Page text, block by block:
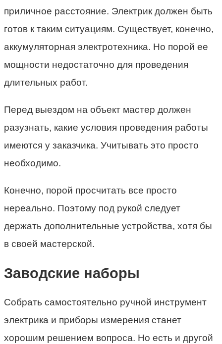
приличное расстояние. Электрик должен быть
готов к таким ситуациям. Существует, конечно,
аккумуляторная электротехника. Но порой ее
мощности недостаточно для проведения
длительных работ.
Перед выездом на объект мастер должен
разузнать, какие условия проведения работы
имеются у заказчика. Учитывать это просто
необходимо.
Конечно, порой просчитать все просто
нереально. Поэтому под рукой следует
держать дополнительные устройства, хотя бы
в своей мастерской.
Заводские наборы
Собрать самостоятельно ручной инструмент
электрика и приборы измерения станет
хорошим решением вопроса. Но есть и другой